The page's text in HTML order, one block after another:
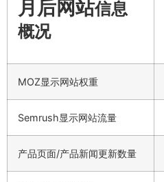
月后网站信息
概况
MOZ显示网站权重
Semrush显示网站流量
产品页面/产品新闻更新数量